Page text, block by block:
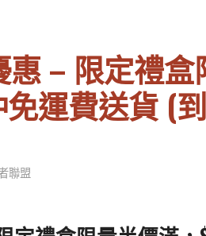
惠 – 限定禮
運費送貨 (
聯盟